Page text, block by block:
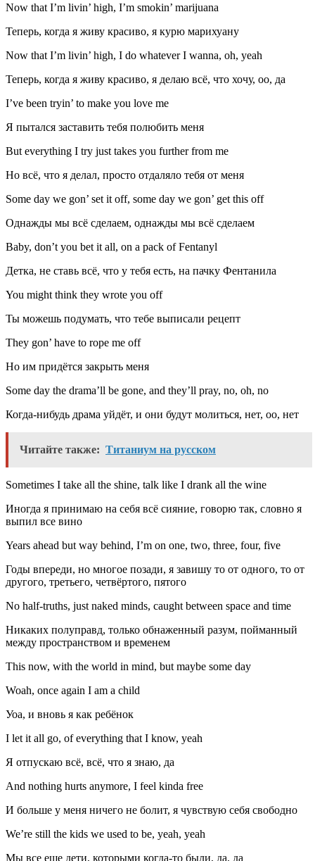
Now that I’m livin’ high, I’m smokin’ marijuana
Теперь, когда я живу красиво, я курю марихуану
Now that I’m livin’ high, I do whatever I wanna, oh, yeah
Теперь, когда я живу красиво, я делаю всё, что хочу, оо, да
I’ve been tryin’ to make you love me
Я пытался заставить тебя полюбить меня
But everything I try just takes you further from me
Но всё, что я делал, просто отдаляло тебя от меня
Some day we gon’ set it off, some day we gon’ get this off
Однажды мы всё сделаем, однажды мы всё сделаем
Baby, don’t you bet it all, on a pack of Fentanyl
Детка, не ставь всё, что у тебя есть, на пачку Фентанила
You might think they wrote you off
Ты можешь подумать, что тебе выписали рецепт
They gon’ have to rope me off
Но им придётся закрыть меня
Some day the drama’ll be gone, and they’ll pray, no, oh, no
Когда-нибудь драма уйдёт, ​​и они будут молиться, нет, оо, нет
Читайте также: Титаниум на русском
Sometimes I take all the shine, talk like I drank all the wine
Иногда я принимаю на себя всё сияние, говорю так, словно я
выпил все вино
Years ahead but way behind, I’m on one, two, three, four, five
Годы впереди, но многое позади, я завишу то от одного, то от
другого, третьего, четвёртого, пятого
No half-truths, just naked minds, caught between space and time
Никаких полуправд, только обнаженный разум, пойманный
между пространством и временем
This now, with the world in mind, but maybe some day
Woah, once again I am a child
Уоа, и вновь я как ребёнок
I let it all go, of everything that I know, yeah
Я отпускаю всё, всё, что я знаю, да
And nothing hurts anymore, I feel kinda free
И больше у меня ничего не болит, я чувствую себя свободно
We’re still the kids we used to be, yeah, yeah
Мы все еще дети, которыми когда-то были, да, да